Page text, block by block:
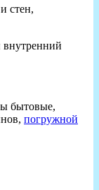
стен,
внутренний
бытовые,
погружной